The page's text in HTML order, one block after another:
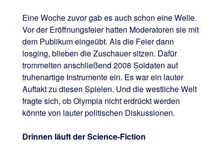
Eine Woche zuvor gab es auch schon eine Welle.
Vor der Eröffnungsfeier hatten Moderatoren sie mit
dem Publikum eingeübt. Als die Feier dann
losging, blieben die Zuschauer sitzen. Dafür
trommelten anschließend 2008 Soldaten auf
truhenartige Instrumente ein. Es war ein lauter
Auftakt zu diesen Spielen. Und die westliche Welt
fragte sich, ob Olympia nicht erdrückt werden
könnte von lauter politischen Diskussionen.
Drinnen läuft der Science-Fiction